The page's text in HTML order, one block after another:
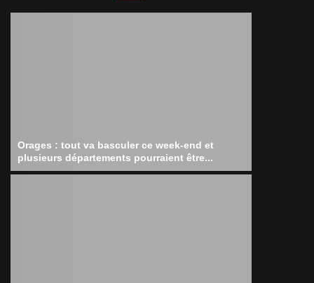
Orages : tout va basculer ce week-end et
plusieurs départements pourraient être...